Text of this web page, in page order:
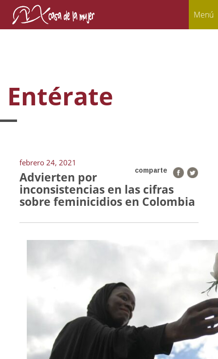
Menú
Entérate
febrero 24, 2021
comparte
Advierten por
inconsistencias en las cifras
sobre feminicidios en Colombia